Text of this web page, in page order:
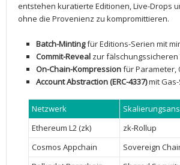
‍entstehen ‌kuratierte Editionen, Live-Drops
‍ohne die Provenienz zu kompromittieren.
Batch-Minting⁢für Editions-Serien mit
Commit-Reveal zur
On-Chain-Kompressionfür ​Parameter,
Account Abstraction ⁣(ERC-4337)mit
Netzwerk
Ethereum L2 (zk)
zk-Rollup
Cosmos ⁣Appchain
Sovereign